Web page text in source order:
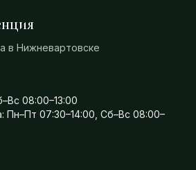
в Нижневартовске
08:00–13:00
Пн–Пт 07:30–14:00, Сб–Вс 08:00–